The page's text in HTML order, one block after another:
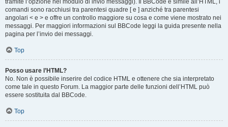
comandi sono racchiusi tra parentesi quadre [ e ] anziché tra parentesi
angolari < e > e offre un controllo maggiore su cosa e come viene mostrato nei
messaggi. Per maggiori informazioni sul BBCode leggi la guida presente nella
pagina per l’invio dei messaggi.
Top
Posso usare l’HTML?
No. Non è possibile inserire del codice HTML e ottenere che sia interpretato
come tale in questo Forum. La maggior parte delle funzioni dell’HTML può
essere sostituita dal BBCode.
Top